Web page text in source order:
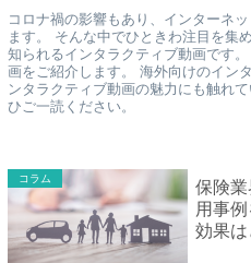
コロナ禍の影響もあり、インターネ
ます。 そんな中でひときわ注目を集
知られるインタラクティブ動画です
画をご紹介します。 海外向けのイン
ンタラクティブ動画の魅力にも触れ
ひご一読ください。
コラム
保険
用事
効果は